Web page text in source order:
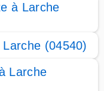
à Larche
(04540)
Larche